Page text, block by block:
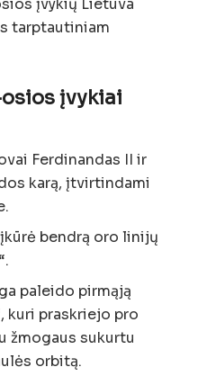
įvykių Lietuva
tarptautiniam
įvykiai
Ferdinandas II ir
karą, įtvirtindami
bendrą oro linijų
paleido pirmąją
kuri praskriejo pro
žmogaus sukurtu
orbitą.